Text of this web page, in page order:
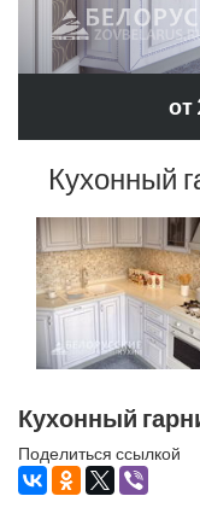
от
Кухонный
Кухонный
Поделиться ссылкой